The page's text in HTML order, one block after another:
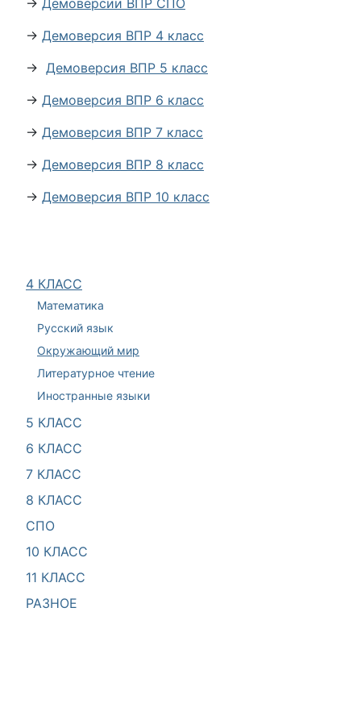
4 КЛАСС
Математика
Русский язык
Окружающий мир
Литературное чтение
Иностранные языки
5 КЛАСС
6 КЛАСС
7 КЛАСС
8 КЛАСС
СПО
10 КЛАСС
11 КЛАСС
РАЗНОЕ
→ Демоверсии ВПР СПО
→ Демоверсия ВПР 4 класс
→ Демоверсия ВПР 5 класс
→ Демоверсия ВПР 6 класс
→ Демоверсия ВПР 7 класс
→ Демоверсия ВПР 8 класс
→ Демоверсия ВПР 10 класс